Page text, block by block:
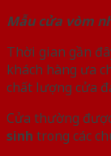
Mẫu cửa vòm
Thời gian gần
khách hàng ưa
chất lượng cửa
Cửa thường
sinh trong các